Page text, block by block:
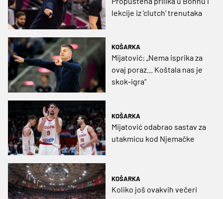
lekcije iz 'clutch' trenutaka
KOŠARKA
Mijatović: „Nema isprika za
ovaj poraz... Koštala nas je
skok-igra“
KOŠARKA
Mijatović odabrao sastav za
utakmicu kod Njemačke
KOŠARKA
Koliko još ovakvih večeri